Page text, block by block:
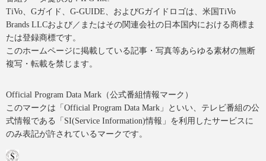
TiVo、Gガイド、G-GUIDE、およびGガイドロゴは、米国TiVo
Brands LLCおよび／またはその関連会社の日本国内における商標ま
たは登録商標です。
このホームページに掲載している記事・写真等あらゆる素材の無断
複写・転載を禁じます。
Official Program Data Mark（公式番組情報マーク）
このマークは「Official Program Data Mark」といい、テレビ番組の公
式情報である「SI(Service Information)情報」を利用したサービスに
のみ表記が許されているマークです。